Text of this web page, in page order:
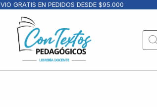
EN PEDIDOS DESDE $95.000